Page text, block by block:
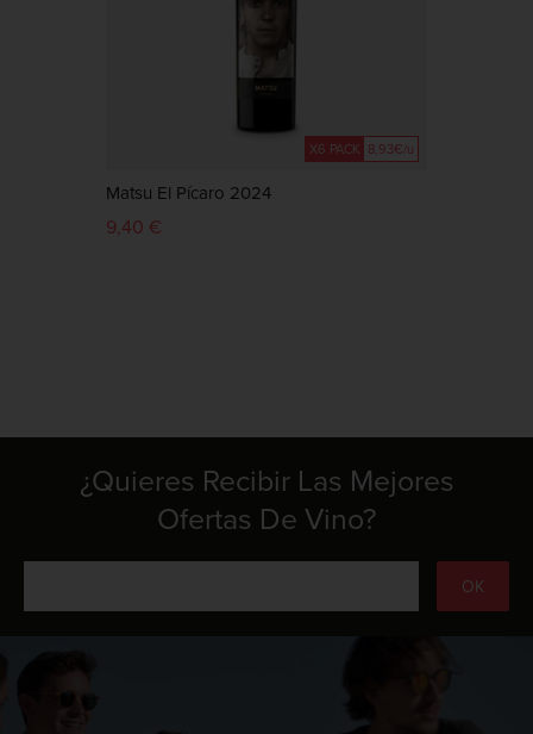
X6 PACK 8,93€/u
Matsu El Pícaro 2024
9,40 €
¿Quieres Recibir Las Mejores
Ofertas De Vino?